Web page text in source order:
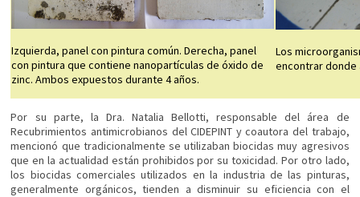
Izquierda, panel con pintura común. Derecha, panel
con pintura que contiene nanopartículas de óxido de
zinc. Ambos expuestos durante 4 años.
Los
encontrar
Por su parte, la Dra. Natalia Bellotti, responsable del área de
Recubrimientos antimicrobianos del CIDEPINT y coautora del trabajo,
mencionó que tradicionalmente se utilizaban biocidas muy agresivos
que en la actualidad están prohibidos por su toxicidad. Por otro lado,
los biocidas comerciales utilizados en la industria de las pinturas,
generalmente orgánicos, tienden a disminuir su eficiencia con el